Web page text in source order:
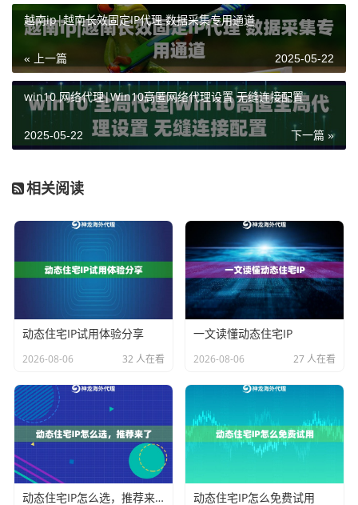
harter这类民用运营商
连续访问谷歌地图，看定位是否在居民区而不是
商业大楼
连续使用小时，看IP会不会突然变成其他国家的
节点
地址模拟做到位了。比如
在洛杉矶的IP，不仅IP段属于当地家庭宽带，连DNS解
析服务器、TCP窗口大小这些细节都跟真实家庭网络一
对比项 普通代理IP
神龙家庭IP
IP类型
机房/IDC 住宅ISP
定位精准度 城市级别 街道级±3公里
网络特征 固定TTL值 动态路由跳数
四、手把手配置实战
越南ip|越南长效固定IP代理 数据采集专用通道
« 上一篇 2025-05-22
win10 网络代理|Win10高匿网络代理设置 无缝连接配置
下一篇 »
2025-05-22
相关阅读
动态住宅IP试用体验分享
2026-08-06 32 人在看
一文读懂动态住宅IP
2026-08-06 27 人在看
动态住宅IP怎么选，推荐来了 动态住宅IP怎么免费试用